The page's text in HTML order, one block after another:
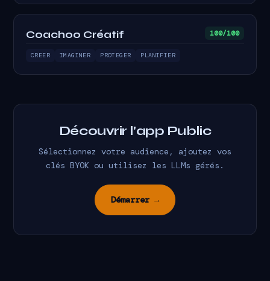
Coach00 Créatif 100/100
CREER IMAGINER PROTEGER PLANIFIER
Découvrir l'app Public
Sélectionnez votre audience, ajoutez vos
clés BYOK ou utilisez les LLMs gérés.
Démarrer →